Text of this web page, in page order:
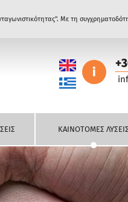
Με τη
i
ΚΑΙΝΟΤΟΜΕΣ ΛΥΣΕΙΣ